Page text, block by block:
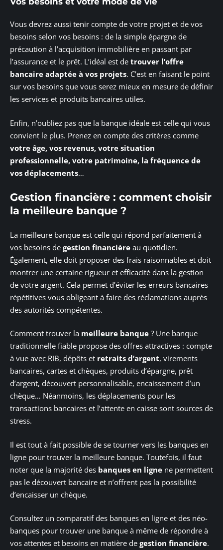
Vous devrez aussi tenir compte de votre projet et de vos
besoins selon vos besoins : de la simple épargne de
précaution à l’acquisition immobilière en passant par
l’assurance et le prêt. L’idéal est de trouver l’offre
bancaire adaptée à vos projets. C’est en faisant le point
sur vos besoins que vous serez mieux en mesure de définir
les services et produits bancaires utiles.
Enfin, n’oubliez pas que la banque idéale est celle qui vous
convient le plus. Prenez en compte des critères comme
votre âge, vos revenus, votre situation
professionnelle, votre patrimoine, la fréquence de
vos déplacements…
Gestion financière : comment choisir
la meilleure banque ?
La meilleure banque est celle qui répond parfaitement à
vos besoins de gestion financière au quotidien.
Également, elle doit proposer des frais raisonnables et doit
montrer une certaine rigueur et efficacité dans la gestion
de votre argent. Cela permet d’éviter les erreurs bancaires
répétitives vous obligeant à faire des réclamations auprès
des autorités compétentes.
Comment trouver la meilleure banque ? Une banque
traditionnelle fiable propose des offres attractives : compte
à vue avec RIB, dépôts et retraits d’argent, virements
bancaires, cartes et chèques, produits d’épargne, prêt
d’argent, découvert personnalisable, encaissement d’un
chèque… Néanmoins, les déplacements pour les
transactions bancaires et l’attente en caisse sont sources de
stress.
Il est tout à fait possible de se tourner vers les banques en
ligne pour trouver la meilleure banque. Toutefois, il faut
noter que la majorité des banques en ligne ne permettent
pas le découvert bancaire et n’offrent pas la possibilité
d’encaisser un chèque.
Consultez un comparatif des banques en ligne et des néo-
banques pour trouver une banque à même de répondre à
vos attentes et besoins en matière de gestion financière.